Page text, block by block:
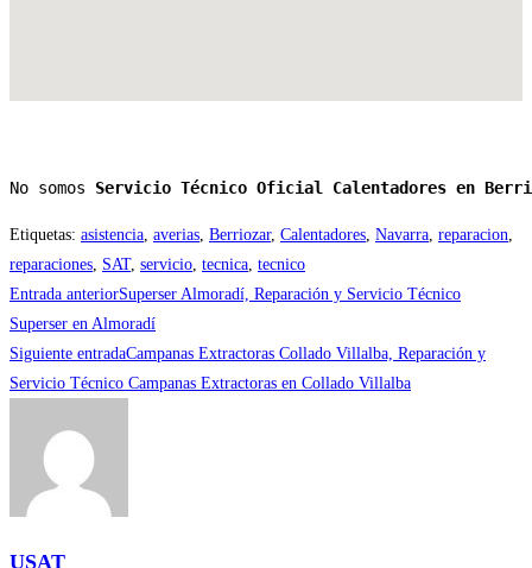
No somos Servicio Técnico Oficial Calentadores en
Etiquetas: asistencia, averias, Berriozar, Calentadores, Navarra, reparacion,
reparaciones, SAT, servicio, tecnica, tecnico
Leer
más
artículos
Entrada anteriorSuperser Almoradí, Reparación y Servicio Técnico
Superser en Almoradí
Siguiente entradaCampanas Extractoras Collado Villalba, Reparación y
Servicio Técnico Campanas Extractoras en Collado Villalba
USAT